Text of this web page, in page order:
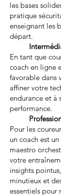
les bases
pratique
enseignant les
départ.
En tant que
coach en ligne
favorable dans
affiner votre
endurance et à
performance.
Pour les
un coach est
maestro
votre
insights
minutieux et
essentiels pour